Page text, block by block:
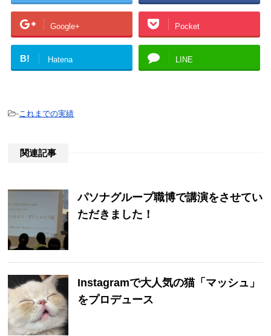
Google+ Pocket
B! Hatena LINE
-これまでの実績
関連記事
パソナグループ職博で講演をさせてい
ただきました！
Instagramで大人気の猫「マッシュ」
をプロデュース